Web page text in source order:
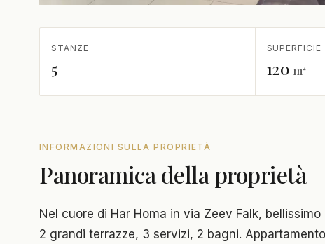
STANZE
5
SUPERFICIE
120 m²
INFORMAZIONI SULLA PROPRIETÀ
Panoramica della proprietà
Nel cuore di Har Homa in via Zeev Falk,
2 grandi terrazze, 3 servizi, 2 bagni.